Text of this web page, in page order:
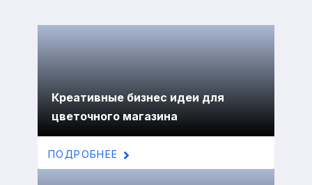
Креативные бизнес идеи для
цветочного магазина
ПОДРОБНЕЕ